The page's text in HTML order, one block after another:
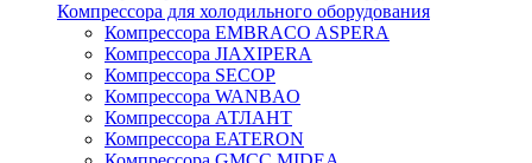
Компрессора для холодильного оборудования
Компрессора EMBRACO ASPERA
Компрессора JIAXIPERA
Компрессора SECOP
Компрессора WANBAO
Компрессора АТЛАНТ
Компрессора EATERON